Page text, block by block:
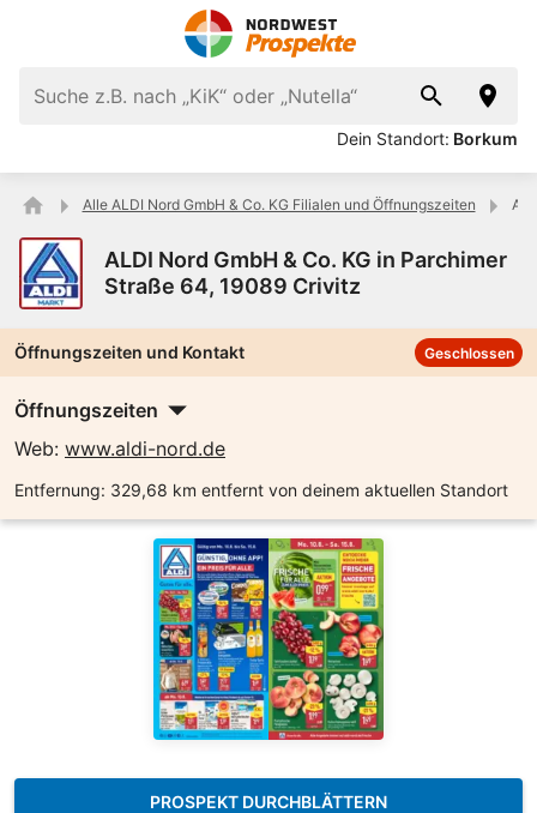
Dein Standort: Borkum
Alle ALDI Nord GmbH & Co. KG Filialen und Öffnungszeiten
ALDI Nord GmbH & Co. KG in Parchimer
Straße 64, 19089 Crivitz
Öffnungszeiten und Kontakt Geschlossen
Öffnungszeiten
Web: www.aldi-nord.de
Entfernung: 329,68 km entfernt von deinem aktuellen Standort
PROSPEKT DURCHBLÄTTERN